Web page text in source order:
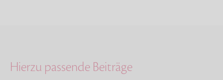
Hierzu passende Beiträge